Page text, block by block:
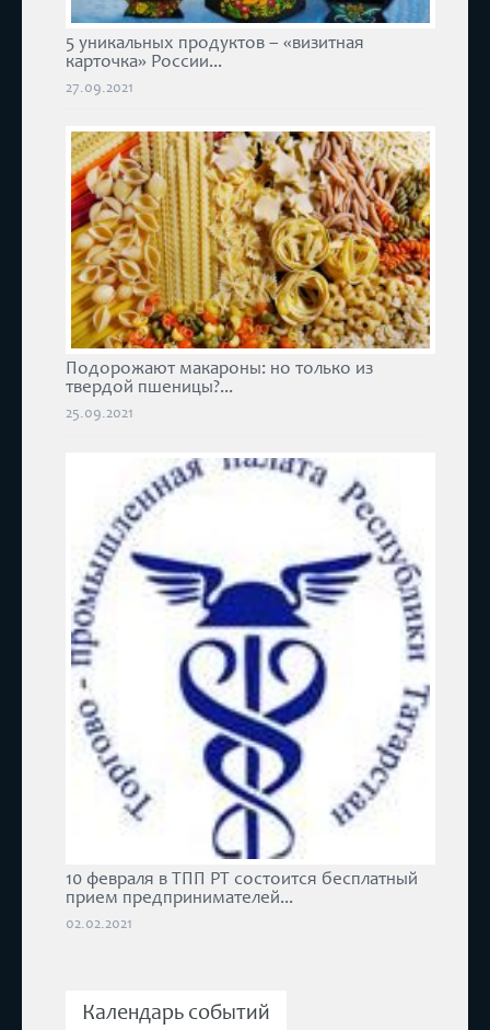
5 уникальных продуктов – «визитная
карточка» России...
27.09.2021
Подорожают макароны: но только из
твердой пшеницы?...
25.09.2021
10 февраля в ТПП РТ состоится бесплатный
прием предпринимателей...
02.02.2021
Календарь событий